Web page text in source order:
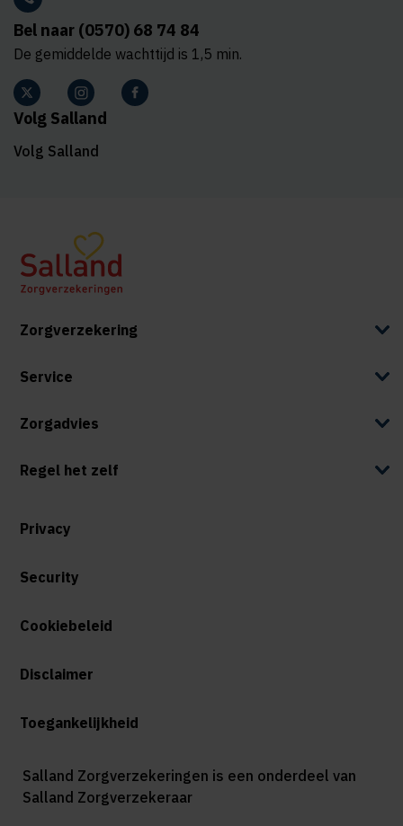
Bel naar (0570) 68 74 84
De gemiddelde wachttijd is 1,5 min.
Volg Salland
Volg Salland
Zorgverzekering
Service
Zorgadvies
Regel het zelf
Privacy
Security
Cookiebeleid
Disclaimer
Toegankelijkheid
Salland Zorgverzekeringen is een onderdeel van
Salland Zorgverzekeraar